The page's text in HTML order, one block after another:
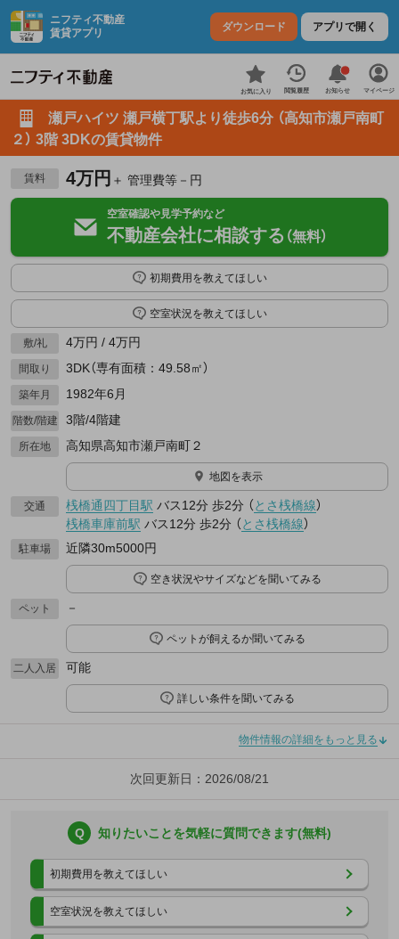
ニフティ不動産
賃貸アプリ
ダウンロード アプリで開く
お気に入り 閲覧履歴 お知らせ マイページ
瀬戸ハイツ 瀬戸横丁駅より徒歩6分 （高知市瀬戸南町
２） 3階 3DKの賃貸物件
賃料 4万円 ＋ 管理費等－円
空室確認や見学予約など
不動産会社に相談する （無料）
初期費用を教えてほしい
空室状況を教えてほしい
敷/礼 4万円 / 4万円
間取り 3DK（専有面積：49.58㎡）
築年月 1982年6月
階数/階建 3階/4階建
所在地 高知県高知市瀬戸南町２
地図を表示
交通 桟橋通四丁目駅 バス12分 歩2分 （とさ桟橋線）
桟橋車庫前駅 バス12分 歩2分 （とさ桟橋線）
駐車場 近隣30m5000円
空き状況やサイズなどを聞いてみる
ペット －
ペットが飼えるか聞いてみる
二人入居 可能
詳しい条件を聞いてみる
物件情報の詳細をもっと見る
次回更新日：2026/08/21
Q 知りたいことを気軽に質問できます(無料)
初期費用を教えてほしい
空室状況を教えてほしい